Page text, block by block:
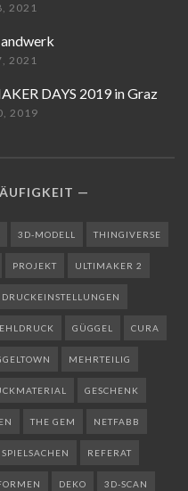
2021
2021
DAYS 2019 in Graz
2019
3D-MODELL THINGIVERSE
PROJEKT ULTIMAKER 2
DRUCKEINSTELLUNGEN
GÜGGEL CURA
MEHRTEILIG
GESCHENK
THE GEM NETFABB
SPIELSACHEN REFERAT
DEKO 3D-SCAN